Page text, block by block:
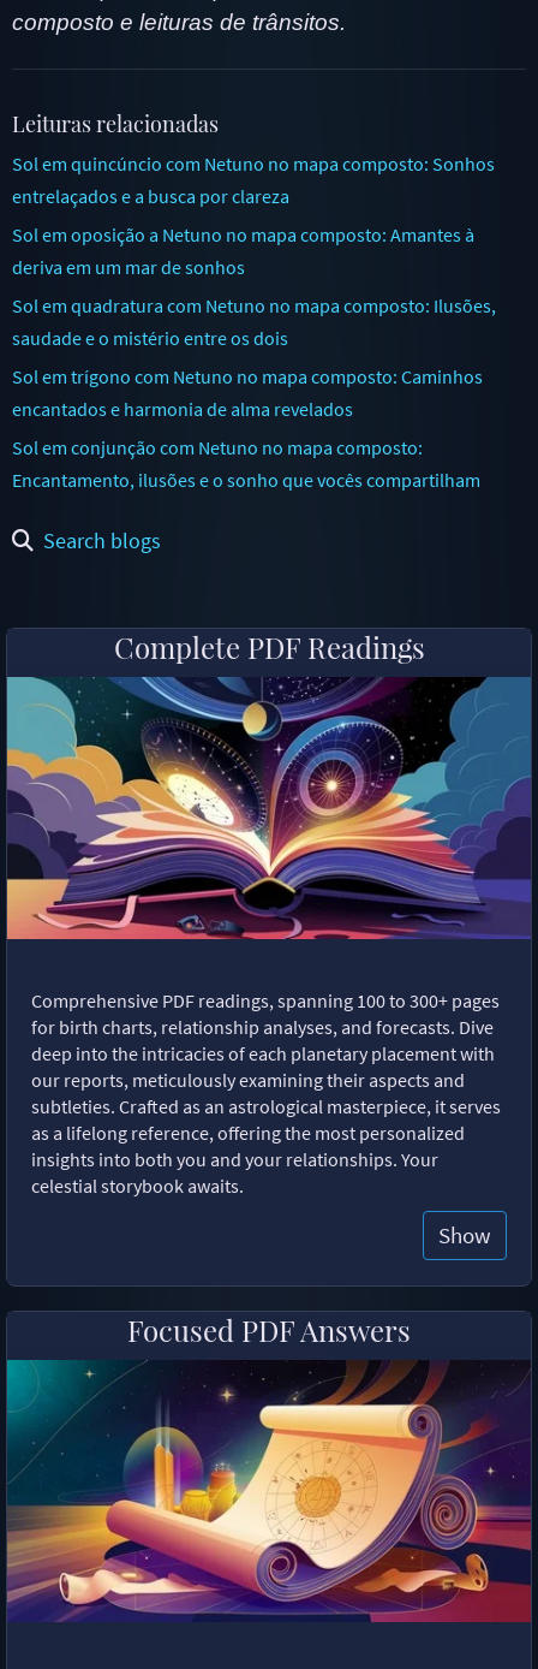
composto e leituras de trânsitos.
Leituras relacionadas
Sol em quincúncio com Netuno no mapa composto: Sonhos
entrelaçados e a busca por clareza
Sol em oposição a Netuno no mapa composto: Amantes à
deriva em um mar de sonhos
Sol em quadratura com Netuno no mapa composto: Ilusões,
saudade e o mistério entre os dois
Sol em trígono com Netuno no mapa composto: Caminhos
encantados e harmonia de alma revelados
Sol em conjunção com Netuno no mapa composto:
Encantamento, ilusões e o sonho que vocês compartilham
Search blogs
Complete PDF Readings
Comprehensive PDF readings, spanning 100 to 300+ pages
for birth charts, relationship analyses, and forecasts. Dive
deep into the intricacies of each planetary placement with
our reports, meticulously examining their aspects and
subtleties. Crafted as an astrological masterpiece, it serves
as a lifelong reference, offering the most personalized
insights into both you and your relationships. Your
celestial storybook awaits.
Show
Focused PDF Answers